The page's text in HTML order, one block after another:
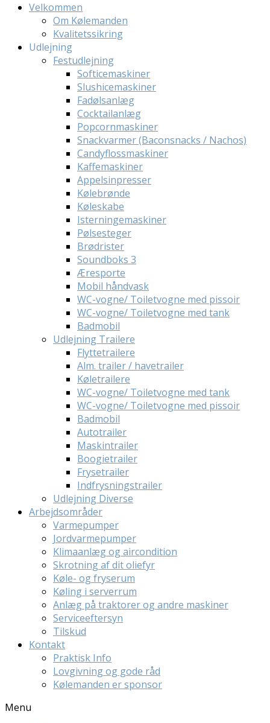
Velkommen
Om Kølemanden
Kvalitetssikring
Udlejning
Festudlejning
Softicemaskiner
Slushicemaskiner
Fadølsanlæg
Cocktailanlæg
Popcornmaskiner
Snackvarmer (Baconsnacks / Nachos)
Candyflossmaskiner
Kaffemaskiner
Appelsinpresser
Kølebrønde
Køleskabe
Isterningemaskiner
Pølsesteger
Brødrister
Soundboks 3
Æresporte
Mobil håndvask
WC-vogne/ Toiletvogne med pissoir
WC-vogne/ Toiletvogne med tank
Badmobil
Udlejning Trailere
Flyttetrailere
Alm. trailer / havetrailer
Køletrailere
WC-vogne/ Toiletvogne med tank
WC-vogne/ Toiletvogne med pissoir
Badmobil
Autotrailer
Maskintrailer
Boogietrailer
Frysetrailer
Indfrysningstrailer
Udlejning Diverse
Arbejdsområder
Varmepumper
Jordvarmepumper
Klimaanlæg og aircondition
Skrotning af dit oliefyr
Køle- og fryserum
Køling i serverrum
Anlæg på traktorer og andre maskiner
Serviceeftersyn
Tilskud
Kontakt
Praktisk Info
Lovgivning og gode råd
Kølemanden er sponsor
Menu